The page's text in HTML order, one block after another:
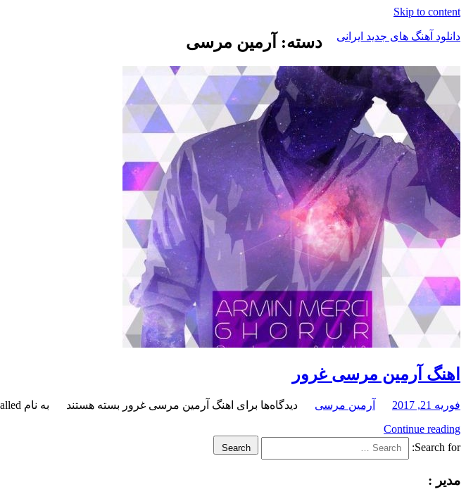
Skip to content
دانلود آهنگ های جدید ایرانی
دانلود
آلبوم
موزیک
دسته: آرمین مرسی
اهنگ آرمین مرسی غرور
فوریه 21, 2017 آرمین مرسی دیدگاه‌ها برای اهنگ آرمین مرسی غرور بسته هستند
به نام Download New Song By Called نوشته اولین بار در پدیدار شد.
Continue reading
Search for:
Search
مدیر :